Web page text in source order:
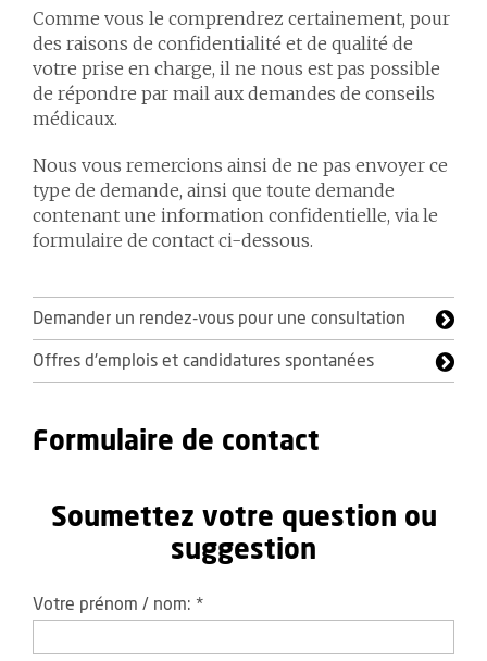
Comme vous le comprendrez certainement, pour
des raisons de confidentialité et de qualité de
votre prise en charge, il ne nous est pas possible
de répondre par mail aux demandes de conseils
médicaux.
Nous vous remercions ainsi de ne pas envoyer ce
type de demande, ainsi que toute demande
contenant une information confidentielle, via le
formulaire de contact ci-dessous.
Demander un rendez-vous pour une consultation
Offres d'emplois et candidatures spontanées
Formulaire de contact
Soumettez votre question ou
suggestion
Votre prénom / nom: *